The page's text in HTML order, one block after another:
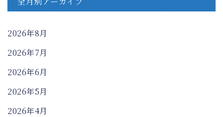
2026年8月
2026年7月
2026年6月
2026年5月
2026年4月